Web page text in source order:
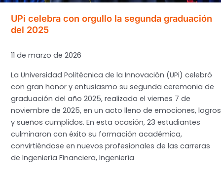
UPi celebra con orgullo la segunda graduación
del 2025
11 de marzo de 2026
La Universidad Politécnica de la Innovación (UPi) celebró
con gran honor y entusiasmo su segunda ceremonia de
graduación del año 2025, realizada el viernes 7 de
noviembre de 2025, en un acto lleno de emociones, logros
y sueños cumplidos. En esta ocasión, 23 estudiantes
culminaron con éxito su formación académica,
convirtiéndose en nuevos profesionales de las carreras
de Ingeniería Financiera, Ingeniería